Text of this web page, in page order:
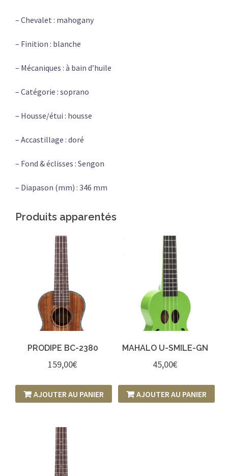
– Chevalet : mahogany
– Finition : blanche
– Mécaniques : à bain d’huile
– Catégorie : soprano
– Housse/étui : housse
– Accastillage : doré
– Fond & éclisses : Sengon
– Diapason (mm) : 346 mm
Produits apparentés
PRODIPE BC-2380
159,00€
AJOUTER AU PANIER
MAHALO U-SMILE-GN
45,00€
AJOUTER AU PANIER